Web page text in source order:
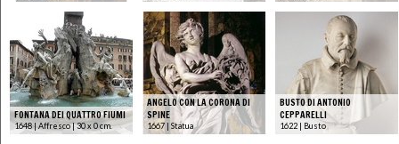
FONTANA DEI QUATTRO FIUMI
1648 | Affresco | 30 x 0 cm.
ANGELO CON LA CORONA DI
SPINE
1667 | Statua
BUSTO DI ANTONIO
CEPPARELLI
1622 | Busto